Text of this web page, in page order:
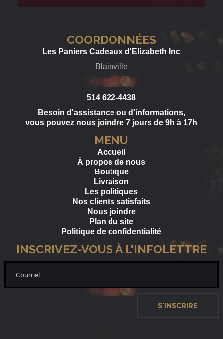
COORDONNÉES
Les Paniers Cadeaux d'Elizabeth Inc
Blainville
514 622-4438
Besoin d'assistance ou d'informations,
vous pouvez nous joindre 7 jours de 9h à 17h
MENU
Accueil
À propos de nous
Boutique
Livraison
Les politiques
Nos clients satisfaits
Nous joindre
Plan du site
Politique de confidentialité
INSCRIVEZ-VOUS À L'INFOLETTRE